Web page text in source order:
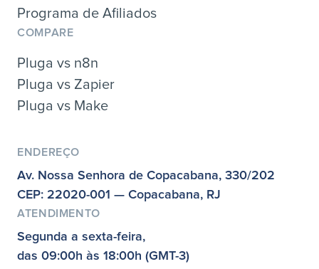
Programa de Afiliados
COMPARE
Pluga vs n8n
Pluga vs Zapier
Pluga vs Make
ENDEREÇO
Av. Nossa Senhora de Copacabana, 330/202
CEP: 22020-001 — Copacabana, RJ
ATENDIMENTO
Segunda a sexta-feira,
das 09:00h às 18:00h (GMT-3)